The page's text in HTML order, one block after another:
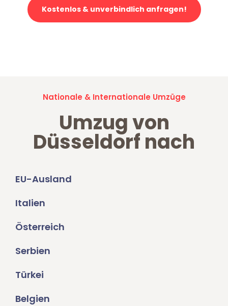
Kostenlos & unverbindlich anfragen!
Nationale & Internationale Umzüge
Umzug von
Düsseldorf nach
EU-Ausland
Italien
Österreich
Serbien
Türkei
Belgien